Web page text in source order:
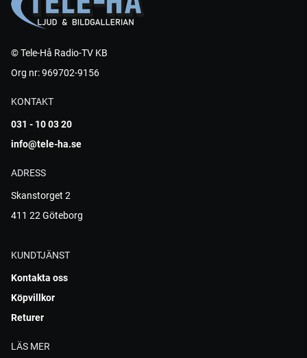
© Tele-Hå Radio-TV KB
Org nr: 969702-9156
KONTAKT
031 - 10 03 20
info@tele-ha.se
ADRESS
Skanstorget 2
411 22 Göteborg
KUNDTJÄNST
Kontakta oss
Köpvillkor
Returer
LÄS MER